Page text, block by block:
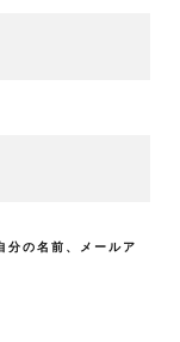
分の名前、メールア